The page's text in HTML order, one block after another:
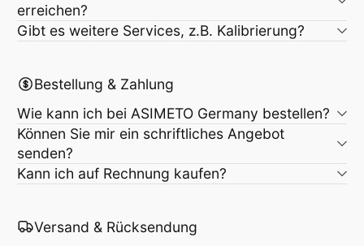
erreichen?
Gibt es weitere Services, z.B. Kalibrierung?
Bestellung & Zahlung
Wie kann ich bei ASIMETO Germany bestellen?
Können Sie mir ein schriftliches Angebot
senden?
Kann ich auf Rechnung kaufen?
Versand & Rücksendung